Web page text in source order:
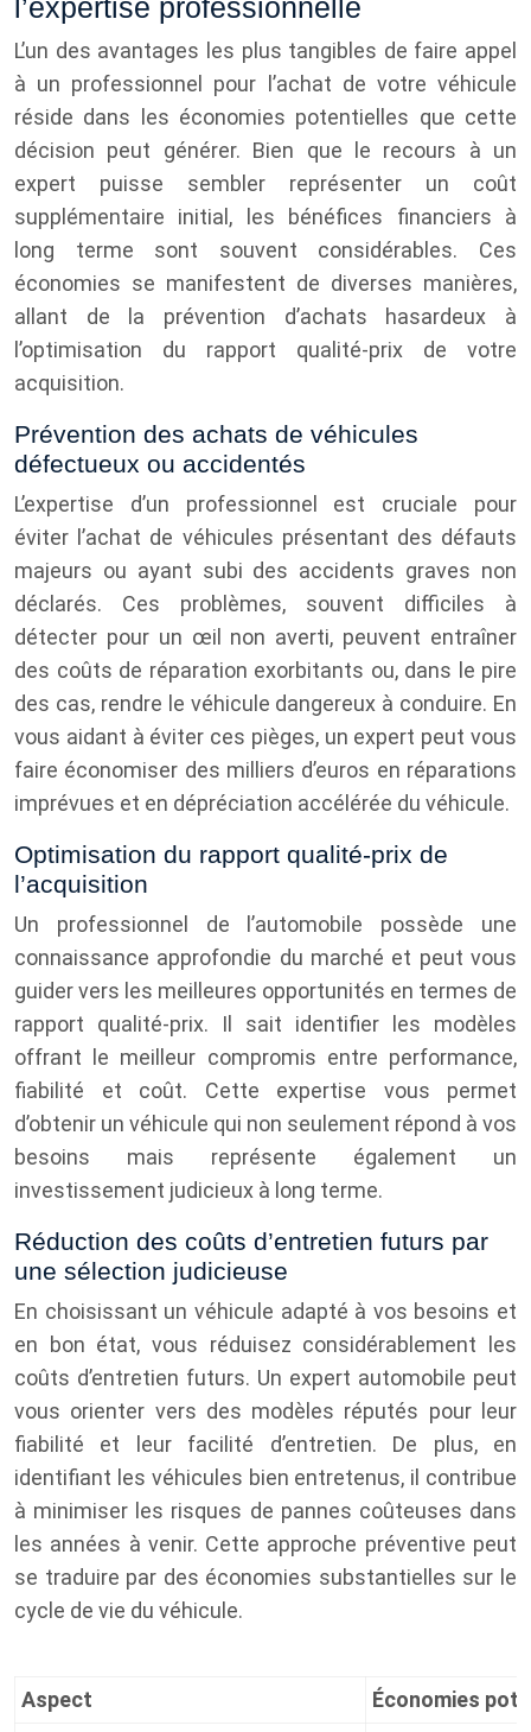
l’expertise professionnelle
L’un des avantages les plus tangibles de faire appel
à un professionnel pour l’achat de votre véhicule
réside dans les économies potentielles que cette
décision peut générer. Bien que le recours à un
expert puisse sembler représenter un coût
supplémentaire initial, les bénéfices financiers à
long terme sont souvent considérables. Ces
économies se manifestent de diverses manières,
allant de la prévention d’achats hasardeux à
l’optimisation du rapport qualité-prix de votre
acquisition.
Prévention des achats de véhicules
défectueux ou accidentés
L’expertise d’un professionnel est cruciale pour
éviter l’achat de véhicules présentant des défauts
majeurs ou ayant subi des accidents graves non
déclarés. Ces problèmes, souvent difficiles à
détecter pour un œil non averti, peuvent entraîner
des coûts de réparation exorbitants ou, dans le pire
des cas, rendre le véhicule dangereux à conduire. En
vous aidant à éviter ces pièges, un expert peut vous
faire économiser des milliers d’euros en réparations
imprévues et en dépréciation accélérée du véhicule.
Optimisation du rapport qualité-prix de
l’acquisition
Un professionnel de l’automobile possède une
connaissance approfondie du marché et peut vous
guider vers les meilleures opportunités en termes de
rapport qualité-prix. Il sait identifier les modèles
offrant le meilleur compromis entre performance,
fiabilité et coût. Cette expertise vous permet
d’obtenir un véhicule qui non seulement répond à vos
besoins mais représente également un
investissement judicieux à long terme.
Réduction des coûts d’entretien futurs par
une sélection judicieuse
En choisissant un véhicule adapté à vos besoins et
en bon état, vous réduisez considérablement les
coûts d’entretien futurs. Un expert automobile peut
vous orienter vers des modèles réputés pour leur
fiabilité et leur facilité d’entretien. De plus, en
identifiant les véhicules bien entretenus, il contribue
à minimiser les risques de pannes coûteuses dans
les années à venir. Cette approche préventive peut
se traduire par des économies substantielles sur le
cycle de vie du véhicule.
Aspect
Économies